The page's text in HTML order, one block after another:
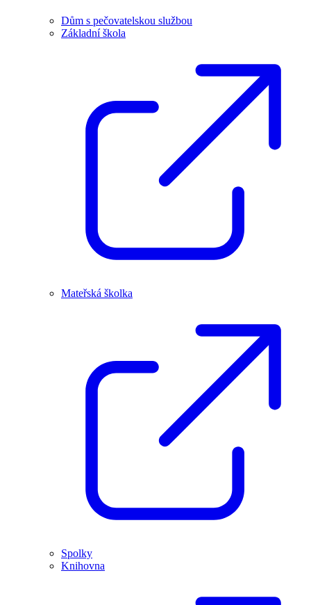
Dům s pečovatelskou službou
Základní škola
Mateřská školka
Spolky
Knihovna